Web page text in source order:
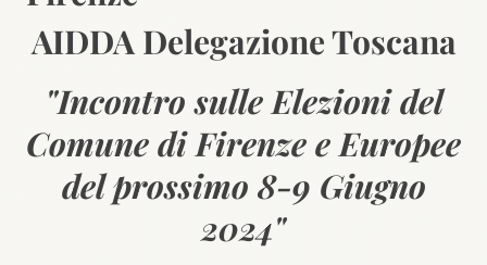
AIDDA Delegazione Toscana
"Incontro sulle Elezioni del
Comune di Firenze e Europee
del prossimo 8-9 Giugno
2024"